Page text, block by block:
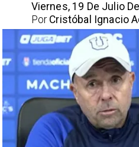
Viernes, 19 De Julio
Cristóbal Ignacio
Por